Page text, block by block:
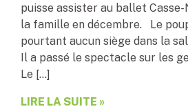
puisse assister au ballet
la famille en décembre. Le
pourtant aucun siège dans la
Il a passé le spectacle sur les
Le […]
LIRE LA SUITE »